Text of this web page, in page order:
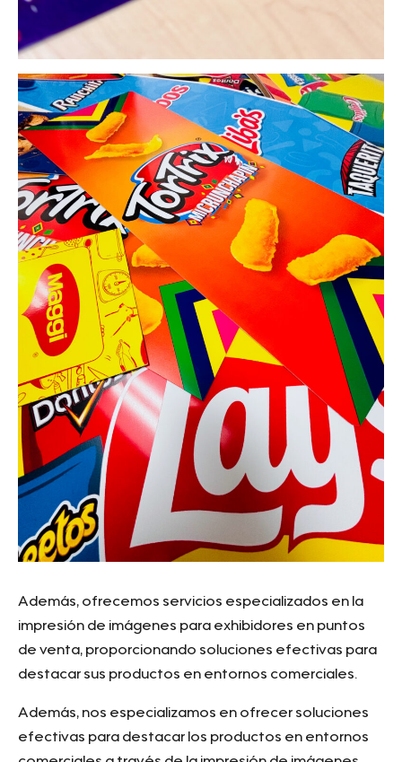
Además, ofrecemos servicios especializados en la
impresión de imágenes para exhibidores en puntos
de venta, proporcionando soluciones efectivas para
destacar sus productos en entornos comerciales.
Además, nos especializamos en ofrecer soluciones
efectivas para destacar los productos en entornos